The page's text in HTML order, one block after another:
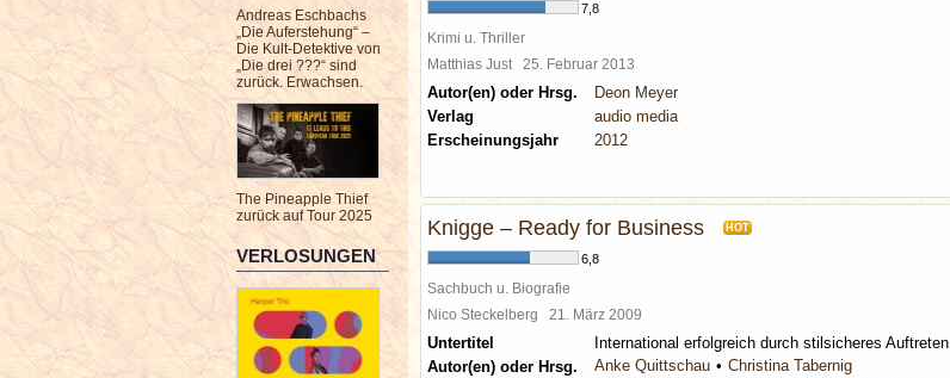
Andreas Eschbachs
„Die Auferstehung“ –
Die Kult-Detektive von
„Die drei ???“ sind
zurück. Erwachsen.
The Pineapple Thief
zurück auf Tour 2025
VERLOSUNGEN
7,8
Krimi u. Thriller
Matthias Just 25. Februar 2013
Autor(en) oder Hrsg.
Deon Meyer
Verlag
audio media
Erscheinungsjahr
2012
Knigge – Ready for Business HOT
6,8
Sachbuch u. Biografie
Nico Steckelberg 21. März 2009
Untertitel
International erfolgreich durch stilsicheres Auftreten
Autor(en) oder Hrsg.
Anke Quittschau
Christina Tabernig